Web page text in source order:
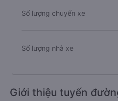
Số lượng chuyến xe
Số lượng nhà xe
Giới thiệu tuyến